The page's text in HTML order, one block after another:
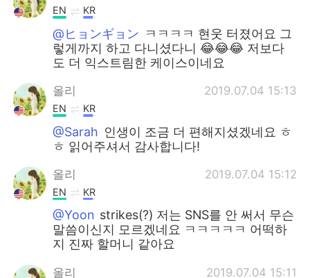
EN KR
@ヒョンギョン ㅋㅋㅋㅋ 현웃 터졌어요 그
렇게까지 하고 다니셨다니 😂😂😂 저보다
도 더 익스트림한 케이스이네요
올리 2019.07.04 15:13
EN KR
@Sarah 인생이 조금 더 편해지셨겠네요 ㅎ
ㅎ 읽어주셔서 감사합니다!
올리 2019.07.04 15:12
EN KR
@Yoon strikes(?) 저는 SNS를 안 써서 무슨
말씀이신지 모르겠네요 ㅋㅋㅋㅋㅋ 어떡하
지 진짜 할머니 같아요
올리 2019.07.04 15:11